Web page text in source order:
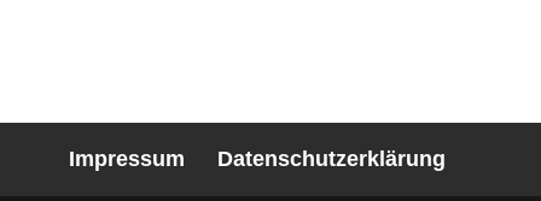
Impressum Datenschutzerklärung